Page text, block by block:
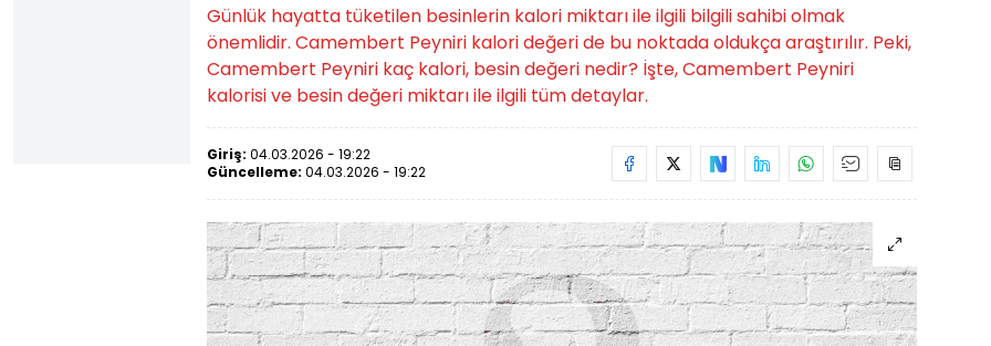
Günlük hayatta tüketilen besinlerin kalori miktarı ile ilgili bilgili sahibi olmak
önemlidir. Camembert Peyniri kalori değeri de bu noktada oldukça araştırılır. Peki,
Camembert Peyniri kaç kalori, besin değeri nedir? İşte, Camembert Peyniri
kalorisi ve besin değeri miktarı ile ilgili tüm detaylar.
Giriş: 04.03.2026 - 19:22
Güncelleme: 04.03.2026 - 19:22